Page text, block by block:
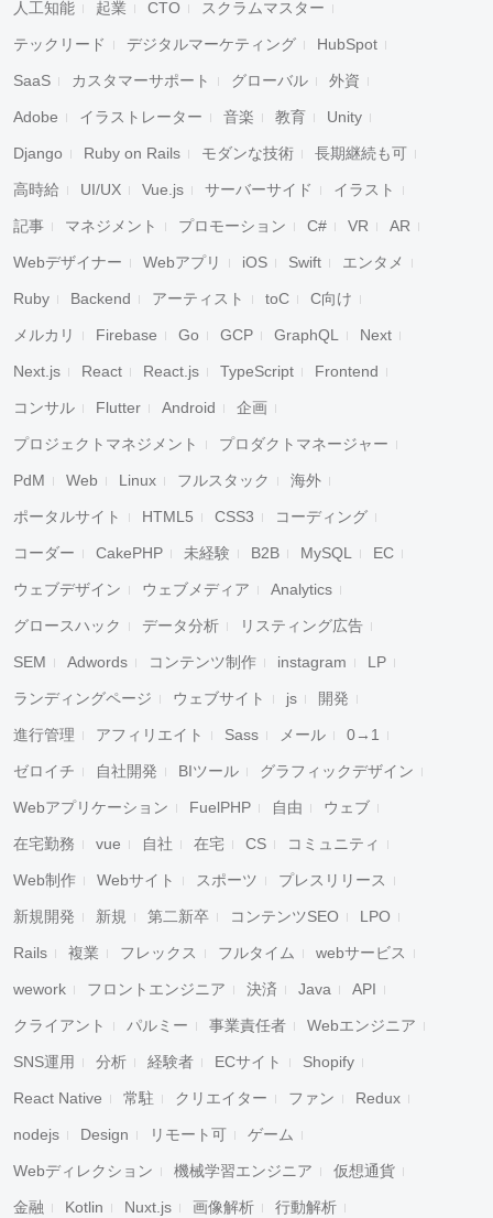
人工知能 起業 CTO スクラムマスター
テックリード デジタルマーケティング HubSpot
SaaS カスタマーサポート グローバル 外資
Adobe イラストレーター 音楽 教育 Unity
Django Ruby on Rails モダンな技術 長期継続も可
高時給 UI/UX Vue.js サーバーサイド イラスト
記事 マネジメント プロモーション C# VR AR
Webデザイナー Webアプリ iOS Swift エンタメ
Ruby Backend アーティスト toC C向け
メルカリ Firebase Go GCP GraphQL Next
Next.js React React.js TypeScript Frontend
コンサル Flutter Android 企画
プロジェクトマネジメント プロダクトマネージャー
PdM Web Linux フルスタック 海外
ポータルサイト HTML5 CSS3 コーディング
コーダー CakePHP 未経験 B2B MySQL EC
ウェブデザイン ウェブメディア Analytics
グロースハック データ分析 リスティング広告
SEM Adwords コンテンツ制作 instagram LP
ランディングページ ウェブサイト js 開発
進行管理 アフィリエイト Sass メール 0→1
ゼロイチ 自社開発 BIツール グラフィックデザイン
Webアプリケーション FuelPHP 自由 ウェブ
在宅勤務 vue 自社 在宅 CS コミュニティ
Web制作 Webサイト スポーツ プレスリリース
新規開発 新規 第二新卒 コンテンツSEO LPO
Rails 複業 フレックス フルタイム webサービス
wework フロントエンジニア 決済 Java API
クライアント パルミー 事業責任者 Webエンジニア
SNS運用 分析 経験者 ECサイト Shopify
React Native 常駐 クリエイター ファン Redux
nodejs Design リモート可 ゲーム
Webディレクション 機械学習エンジニア 仮想通貨
金融 Kotlin Nuxt.js 画像解析 行動解析